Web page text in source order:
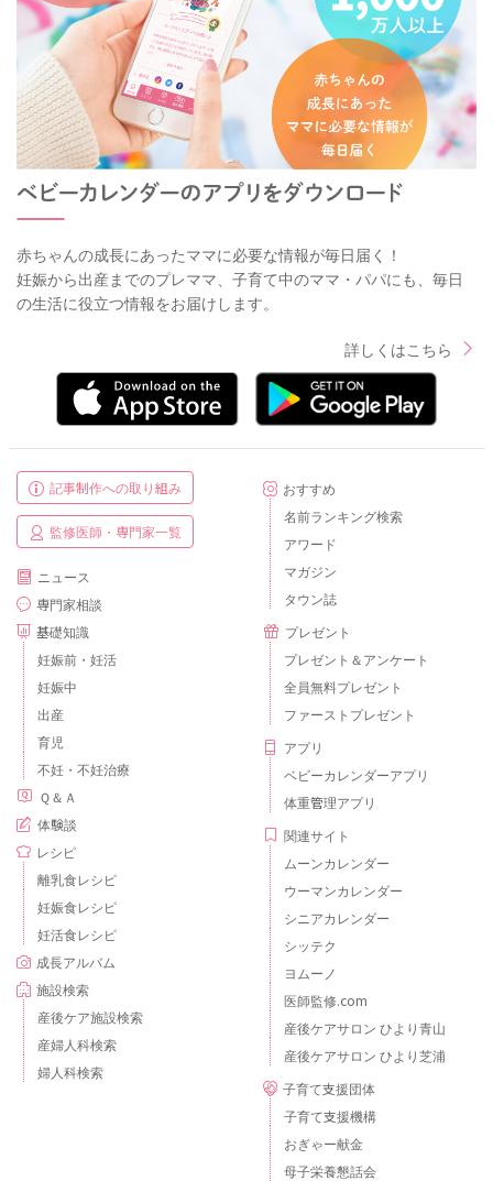
赤ちゃんの成長にあったママに必要な情報が毎日届く！
妊娠から出産までのプレママ、子育て中のママ・パパにも、毎日
の生活に役立つ情報をお届けします。
詳しくはこちら
記事制作への取り組み
監修医師・専門家一覧
ニュース
専門家相談
基礎知識
妊娠前・妊活
妊娠中
出産
育児
不妊・不妊治療
Ｑ＆Ａ
体験談
レシピ
離乳食レシピ
妊娠食レシピ
妊活食レシピ
成長アルバム
施設検索
産後ケア施設検索
産婦人科検索
婦人科検索
おすすめ
名前ランキング検索
アワード
マガジン
タウン誌
プレゼント
プレゼント＆アンケート
全員無料プレゼント
ファーストプレゼント
アプリ
ベビーカレンダーアプリ
体重管理アプリ
関連サイト
ムーンカレンダー
ウーマンカレンダー
シニアカレンダー
シッテク
ヨムーノ
医師監修.com
産後ケアサロン ひより青山
産後ケアサロン ひより芝浦
子育て支援団体
子育て支援機構
おぎゃー献金
母子栄養懇話会